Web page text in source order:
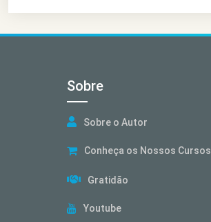
Sobre
Sobre o Autor
Conheça os Nossos Cursos
Gratidão
Youtube